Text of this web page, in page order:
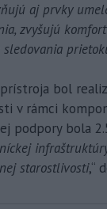
aj prvky
zvyšujú
sledovania
bol
v rámci
podpory bola
starostlivosti,“